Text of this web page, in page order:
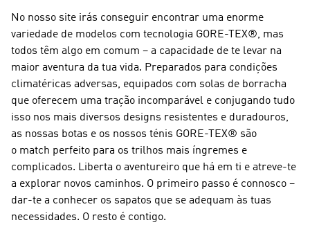
No nosso site irás conseguir encontrar uma enorme
variedade de modelos com tecnologia GORE-TEX®, mas
todos têm algo em comum – a capacidade de te levar na
maior aventura da tua vida. Preparados para condições
climatéricas adversas, equipados com solas de borracha
que oferecem uma tração incomparável e conjugando tudo
isso nos mais diversos designs resistentes e duradouros,
as nossas botas e os nossos ténis GORE-TEX® são
o match perfeito para os trilhos mais íngremes e
complicados. Liberta o aventureiro que há em ti e atreve-te
a explorar novos caminhos. O primeiro passo é connosco –
dar-te a conhecer os sapatos que se adequam às tuas
necessidades. O resto é contigo.